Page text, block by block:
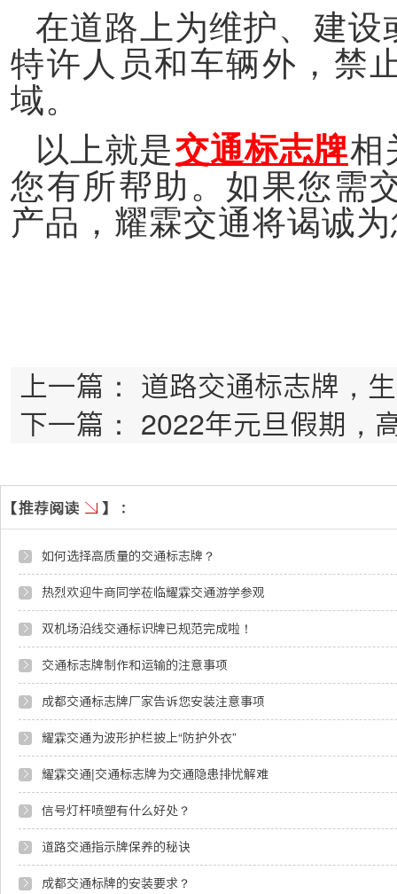
在道路上为维护、建
特许人员和车辆外，禁
域。
以上就是交通标志牌相
您有所帮助。如果您需
产品，耀霖交通将谒诚
上一篇： 道路交通标志牌，
下一篇： 2022年元旦假期，
如何选择高质量的交通标志牌？
热烈欢迎牛商同学莅临耀霖交通游学参观
双机场沿线交通标识牌已规范完成啦！
交通标志牌制作和运输的注意事项
成都交通标志牌厂家告诉您安装注意事项
耀霖交通为波形护栏披上“防护外衣”
耀霖交通|交通标志牌为交通隐患排忧解难
信号灯杆喷塑有什么好处？
道路交通指示牌保养的秘诀
成都交通标牌的安装要求？